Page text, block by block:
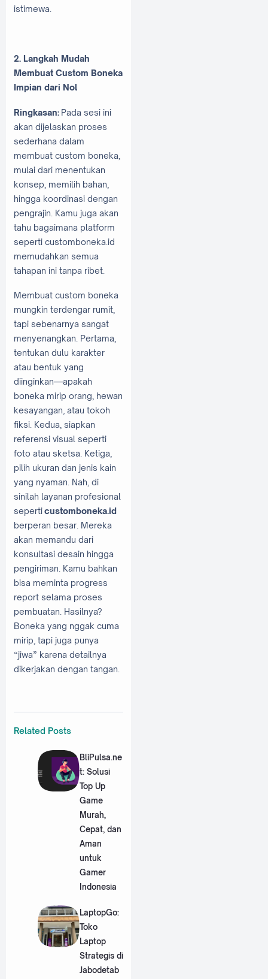
istimewa.
2. Langkah Mudah
Membuat Custom Boneka
Impian dari Nol
Ringkasan: Pada sesi ini
akan dijelaskan proses
sederhana dalam
membuat custom boneka,
mulai dari menentukan
konsep, memilih bahan,
hingga koordinasi dengan
pengrajin. Kamu juga akan
tahu bagaimana platform
seperti customboneka.id
memudahkan semua
tahapan ini tanpa ribet.
Membuat custom boneka
mungkin terdengar rumit,
tapi sebenarnya sangat
menyenangkan. Pertama,
tentukan dulu karakter
atau bentuk yang
diinginkan—apakah
boneka mirip orang, hewan
kesayangan, atau tokoh
fiksi. Kedua, siapkan
referensi visual seperti
foto atau sketsa. Ketiga,
pilih ukuran dan jenis kain
yang nyaman. Nah, di
sinilah layanan profesional
seperticustomboneka.id
berperan besar. Mereka
akan memandu dari
konsultasi desain hingga
pengiriman. Kamu bahkan
bisa meminta progress
report selama proses
pembuatan. Hasilnya?
Boneka yang nggak cuma
mirip, tapi juga punya
“jiwa” karena detailnya
dikerjakan dengan tangan.
Related Posts
BliPulsa.ne
t: Solusi
Top Up
Game
Murah,
Cepat, dan
Aman
untuk
Gamer
Indonesia
LaptopGo:
Toko
Laptop
Strategis di
Jabodetab